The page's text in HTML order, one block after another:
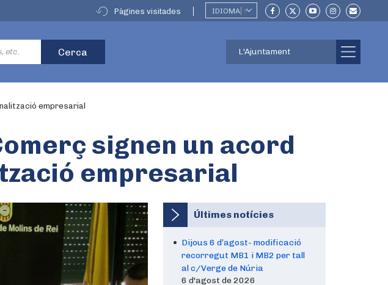
Pàgines visitades IDIOMA ▼
L'Ajuntament
empresarial
signen un acord
empresarial
Últimes notícies
Dijous 6 d’agost- modificació
recorregut MB1 i MB2 per tall
al c/Verge de Núria
6 d'agost de 2026